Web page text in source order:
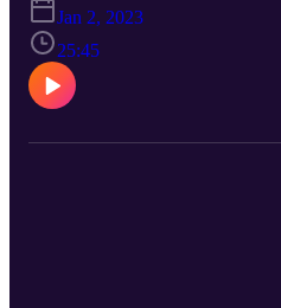
Jan 2, 2023
25:45